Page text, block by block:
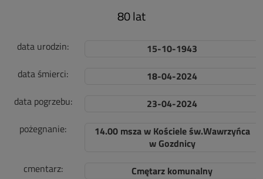
80 lat
data urodzin:
15-10-1943
data śmierci:
18-04-2024
data pogrzebu:
23-04-2024
pożegnanie:
14.00 msza w Kościele św.Wawrzyńca
w Gozdnicy
cmentarz:
Cmętarz komunalny